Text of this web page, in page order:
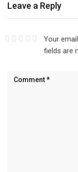
Leave a Reply
Your
fields are